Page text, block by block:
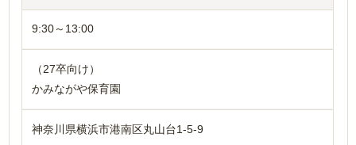
9:30～13:00
（27卒向け）
かみながや保育園
神奈川県横浜市港南区丸山台1-5-9